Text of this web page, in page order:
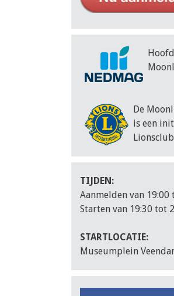
De
is een
TIJDEN:
Aanmelden van
Starten van 19:30 tot
STARTLOCATIE:
Museumplein